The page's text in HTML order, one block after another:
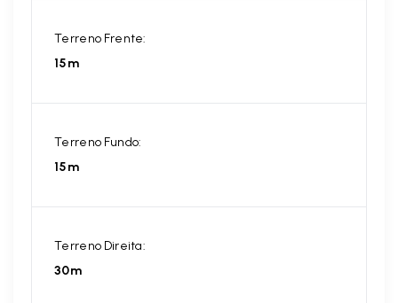
Terreno Frente:
15m
Terreno Fundo:
15m
Terreno Direita:
30m